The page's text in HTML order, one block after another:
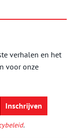
verhalen en het
voor onze
.